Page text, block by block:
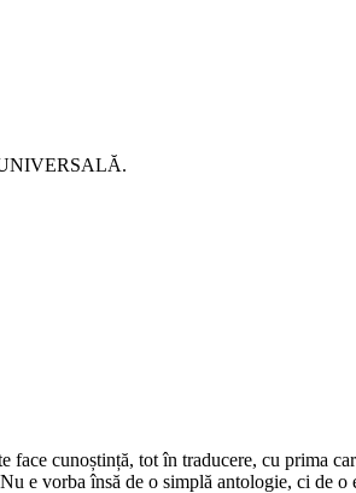
UNIVERSALĂ.
face cunoștință, tot în traducere, cu prima
e vorba însă de o simplă antologie, ci de o